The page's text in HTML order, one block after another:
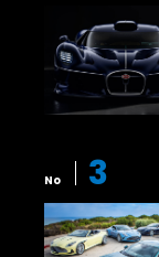
No 3